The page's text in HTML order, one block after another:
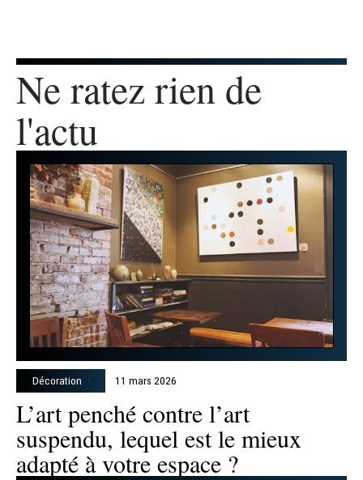
Ne ratez rien de
l'actu
Décoration 11 mars 2026
L’art penché contre l’art
suspendu, lequel est le mieux
adapté à votre espace ?